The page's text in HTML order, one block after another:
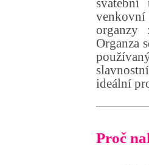
organzy
Organza
ideální
Proč